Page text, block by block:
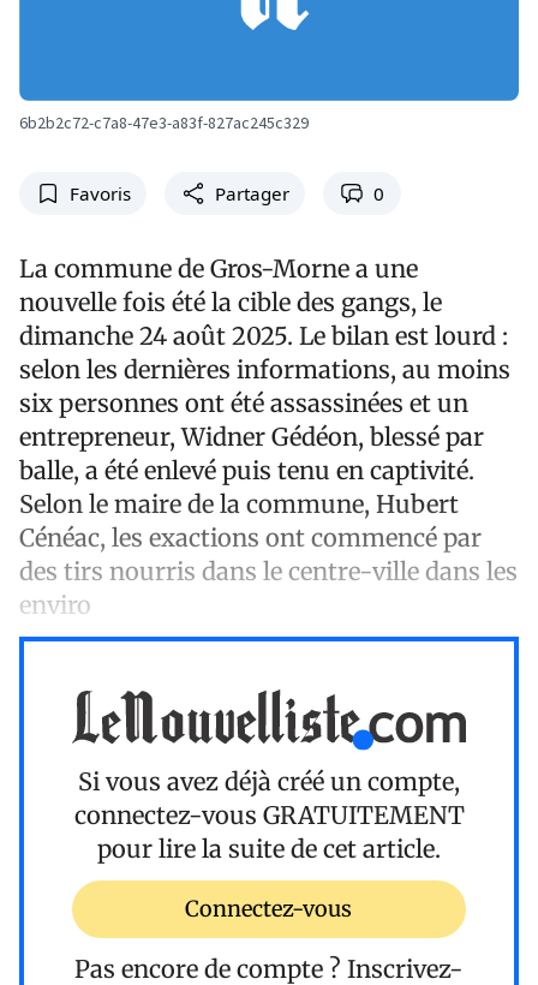
6b2b2c72-c7a8-47e3-a83f-827ac245c329
Favoris Partager 0
La commune de Gros-Morne a une
nouvelle fois été la cible des gangs, le
dimanche 24 août 2025. Le bilan est lourd :
selon les dernières informations, au moins
six personnes ont été assassinées et un
entrepreneur, Widner Gédéon, blessé par
balle, a été enlevé puis tenu en captivité.
Selon le maire de la commune, Hubert
Cénéac, les exactions ont commencé par
des tirs nourris dans le centre-ville dans les
enviro
Si vous avez déjà créé un compte,
connectez-vous GRATUITEMENT
pour lire la suite de cet article.
Connectez-vous
Pas encore de compte ? Inscrivez-